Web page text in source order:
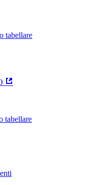
tabellare
tabellare